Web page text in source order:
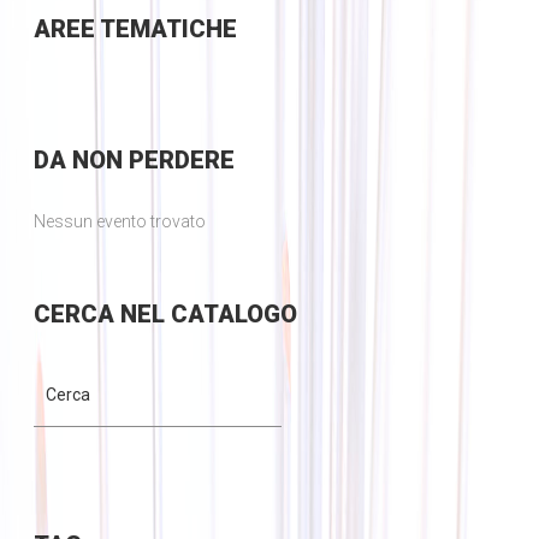
AREE TEMATICHE
DANON PERDERE
Nessun evento trovato
CERCANEL CATALOGO